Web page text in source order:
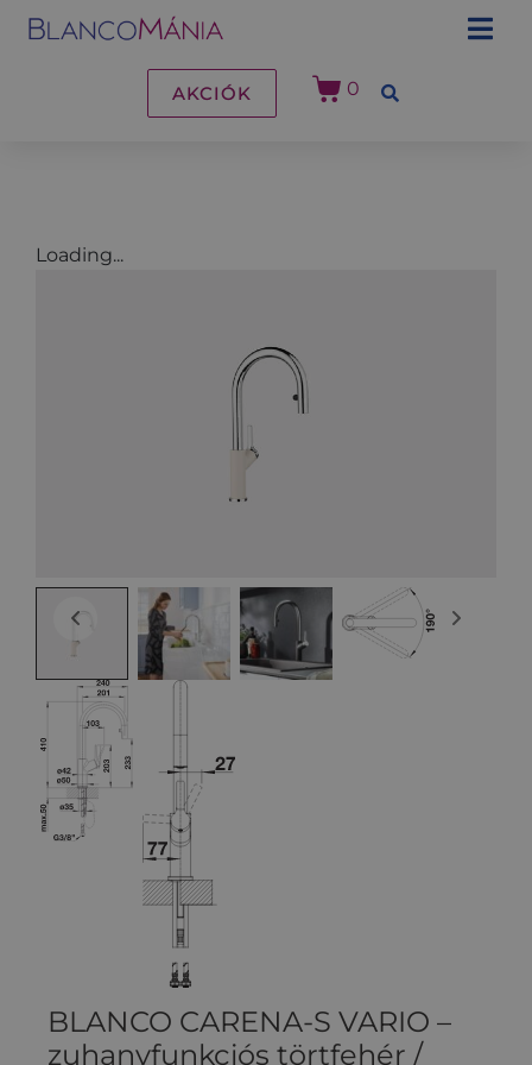
AKCIÓK 0
Loading...
BLANCO CARENA-S VARIO –
zuhanyfunkciós törtfehér /